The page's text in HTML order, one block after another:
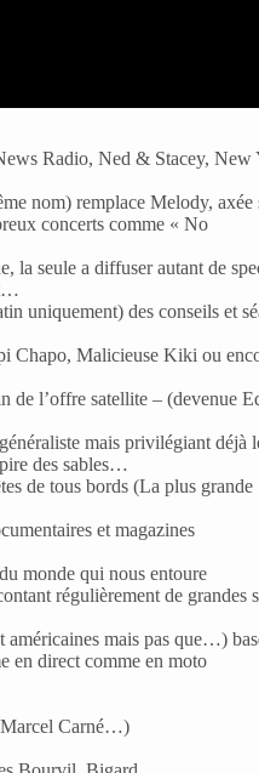
Radio, Ned & Stacey, New
nom) remplace Melody, axée
concerts comme « No
la seule a diffuser autant de
uniquement) des conseils et
Chapo, Malicieuse Kiki ou
de l’offre satellite – (devenue
mais privilégiant déjà
des sables…
de tous bords (La plus grande
et magazines
monde qui nous entoure
régulièrement de grandes
américaines mais pas que…)
en direct comme en moto
Carné…)